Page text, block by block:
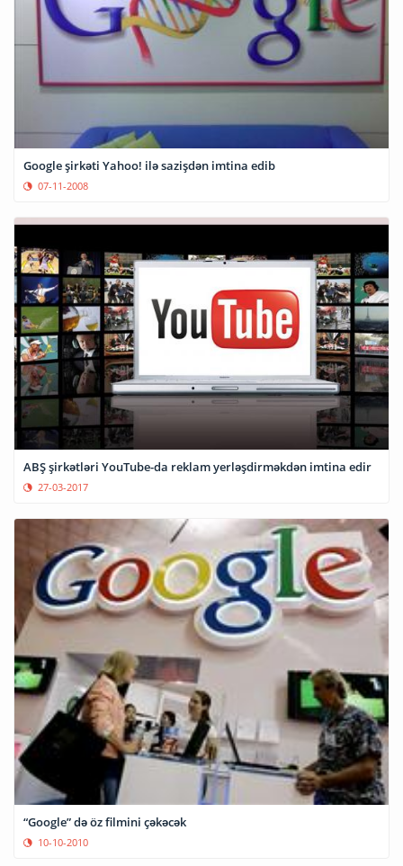
Google şirkəti Yahoo! ilə sazişdən imtina edib
07-11-2008
ABŞ şirkətləri YouTube-da reklam yerləşdirməkdən imtina edir
27-03-2017
“Google” də öz filmini çəkəcək
10-10-2010